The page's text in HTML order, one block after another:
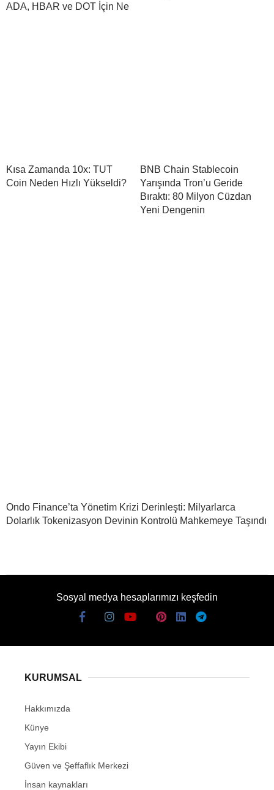
ADA, HBAR ve DOT İçin Ne
Kısa Zamanda 10x: TUT
Coin Neden Hızlı Yükseldi?
BNB Chain Stablecoin
Yarışında Tron’u Geride
Bıraktı: 80 Milyon Cüzdan
Yeni Dengenin
Ondo Finance’ta Yönetim Krizi Derinleşti: Milyarlarca
Dolarlık Tokenizasyon Devinin Kontrolü Mahkemeye Taşındı
Sosyal medya hesaplarımızı keşfedin
KURUMSAL
Hakkımızda
Künye
Yayın Ekibi
Güven ve Şeffaflık Merkezi
İnsan kaynakları